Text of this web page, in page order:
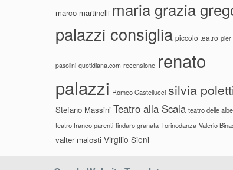
marco martinelli maria grazia
palazzi consiglia piccolo teatro pier
pasolini quotidiana.com recensione renato
palazzi Romeo Castellucci silvia
Stefano Massini Teatro alla Scala teatro delle albe
teatro franco parenti tindaro granata Torinodanza Valerio
valter malosti Virgilio Sieni